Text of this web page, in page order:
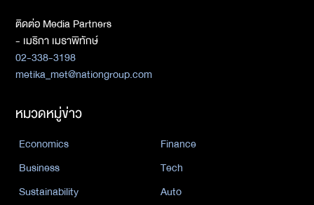
ติดต่อ Media Partners
- เมธิกา เมธาพิทักษ์
02-338-3198
metika_met@nationgroup.com
หมวดหมู่ข่าว
Economics
Finance
Business
Tech
Sustainability
Auto